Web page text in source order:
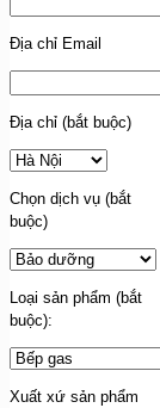
Địa chỉ Email
Địa chỉ (bắt buộc)
Chọn dịch vụ (bắt
buộc)
Loại sản phẩm (bắt
buộc):
Xuất xứ sản phẩm